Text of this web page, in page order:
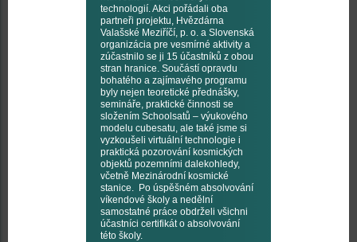
technologií. Akci pořádali oba
partneři projektu, Hvězdárna
Valašské Meziříčí, p. o. a Slovenská
organizácia pre vesmírné aktivity a
zúčastnilo se ji 15 účastníků z obou
stran hranice. Součástí opravdu
bohatého a zajímavého programu
byly nejen teoretické přednášky,
semináře, praktické činnosti se
složením Schoolsatů – výukového
modelu cubesatu, ale také jsme si
vyzkoušeli virtuální technologie i
praktická pozorování kosmických
objektů pozemními dalekohledy,
včetně Mezinárodní kosmické
stanice. Po úspěšném absolvování
víkendové školy a nedělní
samostatné práce obdrželi všichni
účastníci certifikát o absolvování
této školy.